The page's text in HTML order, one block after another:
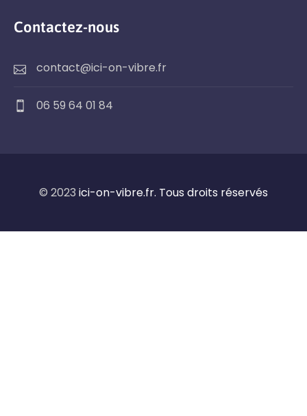
Contactez-nous
contact@ici-on-vibre.fr
06 59 64 01 84
© 2023 ici-on-vibre.fr. Tous droits réservés